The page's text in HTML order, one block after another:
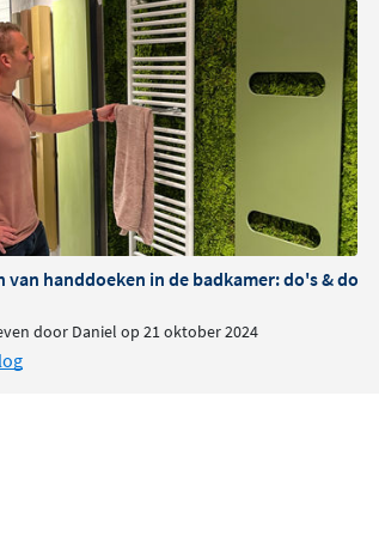
van handdoeken in de badkamer: do's & dont's
door Daniel op 21 oktober 2024